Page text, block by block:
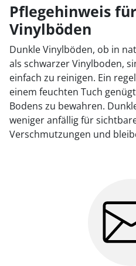
Pflegehinweis
Vinylböden
Dunkle Vinylböden, ob in
als schwarzer Vinylboden,
einfach zu reinigen. Ein
einem feuchten Tuch
Bodens zu bewahren.
weniger anfällig für
Verschmutzungen und